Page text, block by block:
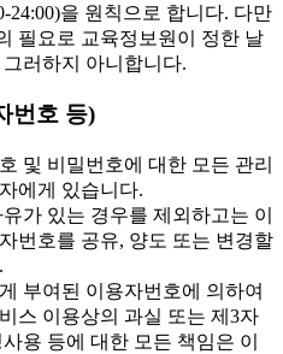
24:00)을 원칙으로 합니다. 다만
필요로 교육정보원이 정한 날
러하지 아니합니다.
번호 등)
및 비밀번호에 대한 모든 관리
에게 있습니다.
가 있는 경우를 제외하고는 이
번호를 공유, 양도 또는 변경할
부여된 이용자번호에 의하여
스 이용상의 과실 또는 제3자
용 등에 대한 모든 책임은 이